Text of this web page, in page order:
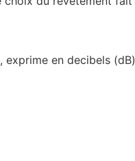
exprime en decibels